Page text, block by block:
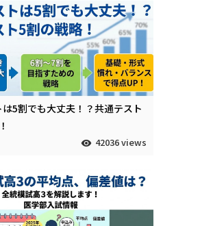
5割でも大丈夫！？共通テスト
42036 views